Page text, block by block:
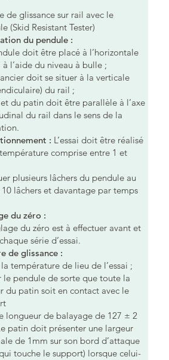
de glissance sur rail avec le
(Skid Resistant Tester)
du pendule :
doit être placé à l’horizontale
l’aide du niveau à bulle ;
doit se situer à la verticale
du rail ;
du patin doit être parallèle à l’axe
du rail dans le sens de la
: L’essai doit être réalisé
comprise entre 1 et
plusieurs lâchers du pendule au
lâchers et davantage par temps
du zéro :
du zéro est à effectuer avant et
série d’essai.
de glissance :
température de lieu de l’essai ;
le pendule de sorte que toute la
du patin soit en contact avec le
longueur de balayage de 127 ± 2
patin doit présenter une largeur
de 1mm sur son bord d’attaque
touche le support) lorsque celui-